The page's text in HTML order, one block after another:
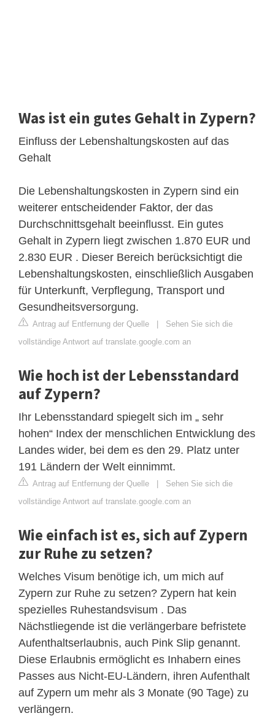
Was ist ein gutes Gehalt in Zypern?
Einfluss der Lebenshaltungskosten auf das
Gehalt
Die Lebenshaltungskosten in Zypern sind ein
weiterer entscheidender Faktor, der das
Durchschnittsgehalt beeinflusst. Ein gutes
Gehalt in Zypern liegt zwischen 1.870 EUR und
2.830 EUR . Dieser Bereich berücksichtigt die
Lebenshaltungskosten, einschließlich Ausgaben
für Unterkunft, Verpflegung, Transport und
Gesundheitsversorgung.
Antrag auf Entfernung der Quelle | Sehen Sie sich die
vollständige Antwort auf translate.google.com an
Wie hoch ist der Lebensstandard
auf Zypern?
Ihr Lebensstandard spiegelt sich im „ sehr
hohen“ Index der menschlichen Entwicklung des
Landes wider, bei dem es den 29. Platz unter
191 Ländern der Welt einnimmt.
Antrag auf Entfernung der Quelle | Sehen Sie sich die
vollständige Antwort auf translate.google.com an
Wie einfach ist es, sich auf Zypern
zur Ruhe zu setzen?
Welches Visum benötige ich, um mich auf
Zypern zur Ruhe zu setzen? Zypern hat kein
spezielles Ruhestandsvisum . Das
Nächstliegende ist die verlängerbare befristete
Aufenthaltserlaubnis, auch Pink Slip genannt.
Diese Erlaubnis ermöglicht es Inhabern eines
Passes aus Nicht-EU-Ländern, ihren Aufenthalt
auf Zypern um mehr als 3 Monate (90 Tage) zu
verlängern.